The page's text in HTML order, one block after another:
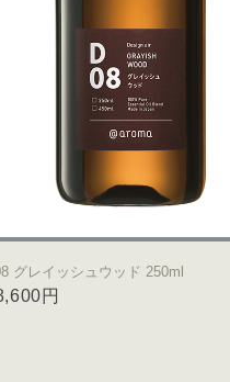
グレイッシュウッド 250ml
円